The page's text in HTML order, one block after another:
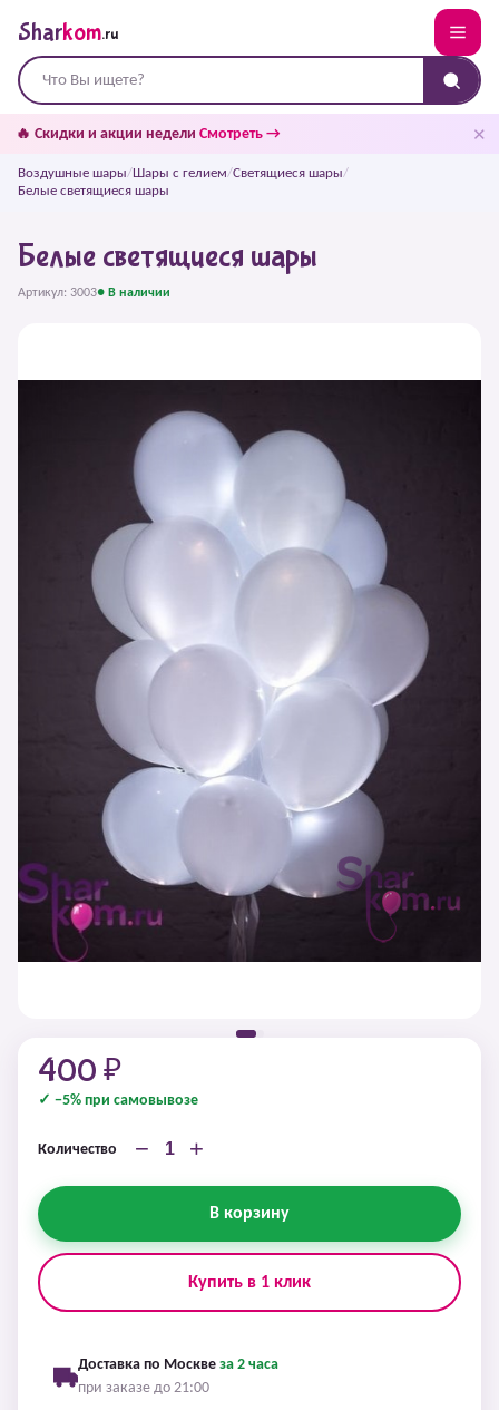
Sharkom.ru
🔥 Скидки и акции недели Смотреть → ✕
Воздушные шары/Шары с гелием/Светящиеся шары/
Белые светящиеся шары
Белые светящиеся шары
Артикул: 3003● В наличии
400 ₽
✓ −5% при самовывозе
Количество − +
В корзину
Купить в 1 клик
Доставка по Москве за 2 часа
при заказе до 21:00